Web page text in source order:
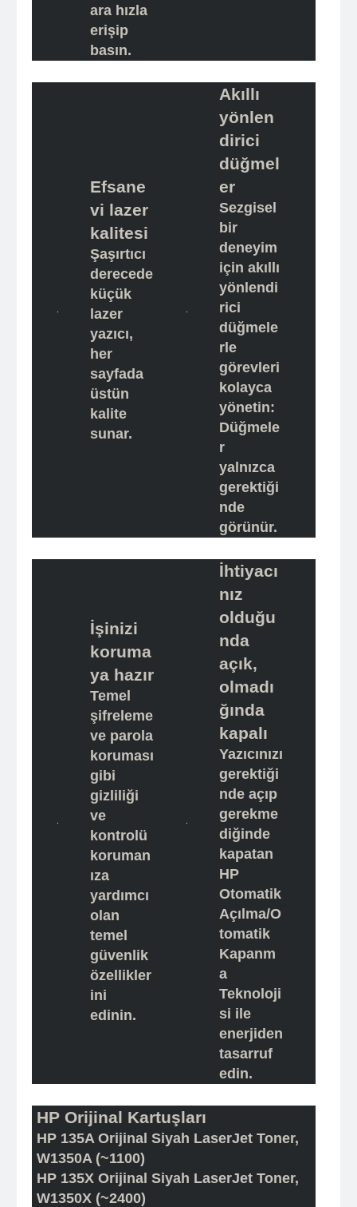
ara hızla
erişip
basın.
Efsane
vi lazer
kalitesi
Şaşırtıcı
derecede
küçük
lazer
yazıcı,
her
sayfada
üstün
kalite
sunar.
Akıllı
yönlen
dirici
düğmel
er
Sezgisel
bir
deneyim
için akıllı
yönlendi
rici
düğmele
rle
görevleri
kolayca
yönetin:
Düğmele
r
yalnızca
gerektiği
nde
görünür.
İşinizi
koruma
ya hazır
Temel
şifreleme
ve parola
koruması
gibi
gizliliği
ve
kontrolü
koruman
ıza
yardımcı
olan
temel
güvenlik
özellikler
ini
edinin.
İhtiyacı
nız
olduğu
nda
açık,
olmadı
ğında
kapalı
Yazıcınızı
gerektiği
nde açıp
gerekme
diğinde
kapatan
HP
Otomatik
Açılma/O
tomatik
Kapanm
a
Teknoloji
si ile
enerjiden
tasarruf
edin.
HP Orijinal Kartuşları
HP 135A Orijinal Siyah LaserJet Toner,
W1350A (~1100)
HP 135X Orijinal Siyah LaserJet Toner,
W1350X (~2400)